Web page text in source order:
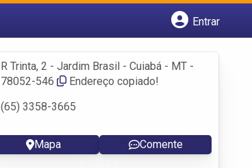
Entrar
Fazer login
Criar conta
R Trinta, 2 - Jardim Brasil - Cuiabá - MT -
78052-546
Endereço copiado!
(65) 3358-3665
Mapa Comente